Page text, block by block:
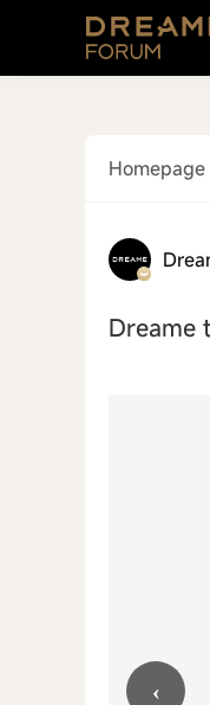
Homepage
Dreame
‹